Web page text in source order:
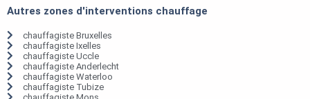
Autres zones d'interventions chauffage
chauffagiste Bruxelles
chauffagiste Ixelles
chauffagiste Uccle
chauffagiste Anderlecht
chauffagiste Waterloo
chauffagiste Tubize